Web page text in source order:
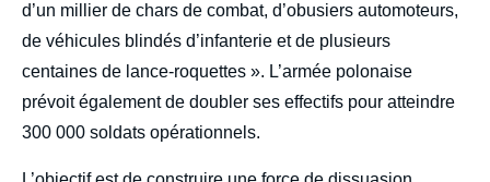
d’un millier de chars de combat, d’obusiers automoteurs,
de véhicules blindés d’infanterie et de plusieurs
centaines de lance-roquettes ». L’armée polonaise
prévoit également de doubler ses effectifs pour atteindre
300 000 soldats opérationnels.